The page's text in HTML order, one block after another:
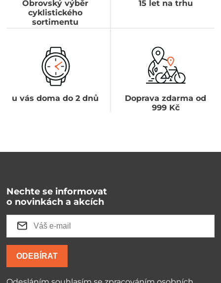
Obrovský výběr
cyklistického
sortimentu
15 let na trhu
u vás doma do 2 dnů
Doprava zdarma od
999 Kč
Nechte se informovat
o novinkách a akcích
ODEBÍRAT